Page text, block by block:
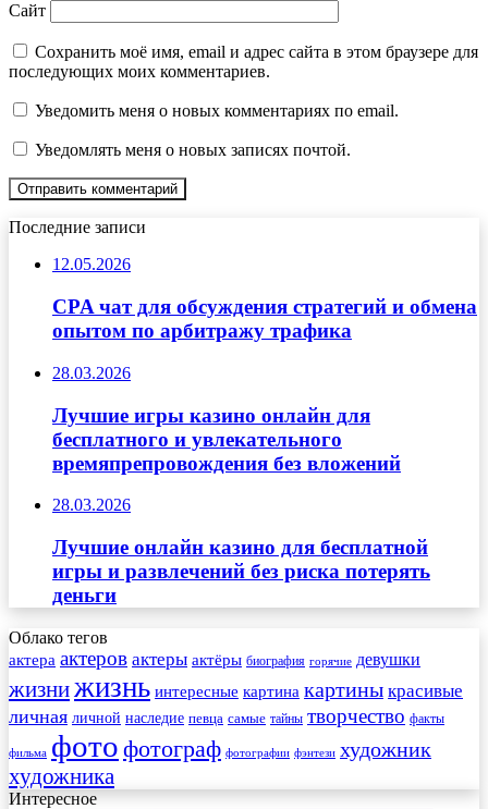
Сайт
Сохранить моё имя, email и адрес сайта в этом браузере для
последующих моих комментариев.
Уведомить меня о новых комментариях по email.
Уведомлять меня о новых записях почтой.
Последние записи
12.05.2026
CPA чат для обсуждения стратегий и обмена
опытом по арбитражу трафика
28.03.2026
Лучшие игры казино онлайн для
бесплатного и увлекательного
времяпрепровождения без вложений
28.03.2026
Лучшие онлайн казино для бесплатной
игры и развлечений без риска потерять
деньги
Облако тегов
актера актеров актеры актёры биография горячие девушки
жизнижизнь интересные картина картины красивые
личная личной наследие певца самые тайны творчество факты
фильма фото фотограф фотографии фэнтези художник
художника
Интересное